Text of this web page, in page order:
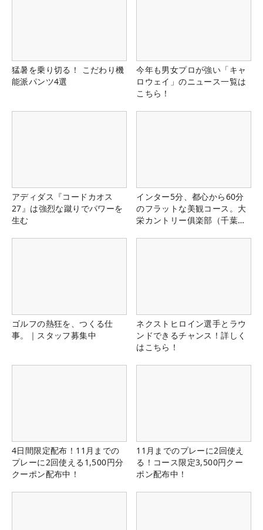
猛暑を乗り切る！ こだわり機
能派パンツ4選
今年も男女プロが強い「キャ
ロウェイ」のニュース一覧は
こちら！
アディダス『コードカオス
27』は強烈な蹴りでパワーを
生む
インター5分、都心から60分
のフラットな美観コース。大
栄カントリー俱楽部（千葉
ゴルフの熱狂を、つくる仕
事。｜スタッフ募集中
ネクストヒロイン選手とラウ
ンドできるチャンス！詳しく
はこちら！
4日間限定配布！11月までの
プレーに2回使える1,500円分
クーポン配布中！
11月までのプレーに2回使え
る！コース限定3,500円クー
ポン配布中！